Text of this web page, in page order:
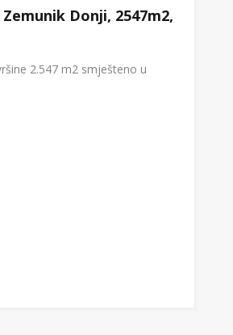
Donji, 2547m2,
2.547 m2 smješteno u